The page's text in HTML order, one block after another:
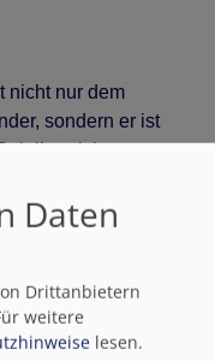
nicht nur dem
sondern er ist
und Stühle,
Wände als
sowie die
an der Pinnwand
auch den
Daten
Drittanbietern
weitere
lesen.